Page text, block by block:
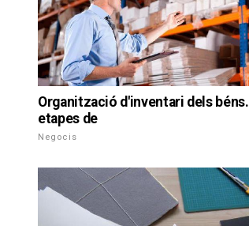
Organització d'inventari dels béns.
etapes de
Negocis